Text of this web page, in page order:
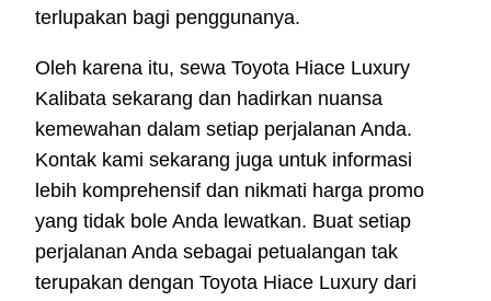
terlupakan bagi penggunanya.
Oleh karena itu, sewa Toyota Hiace Luxury
Kalibata sekarang dan hadirkan nuansa
kemewahan dalam setiap perjalanan Anda.
Kontak kami sekarang juga untuk informasi
lebih komprehensif dan nikmati harga promo
yang tidak bole Anda lewatkan. Buat setiap
perjalanan Anda sebagai petualangan tak
terupakan dengan Toyota Hiace Luxury dari